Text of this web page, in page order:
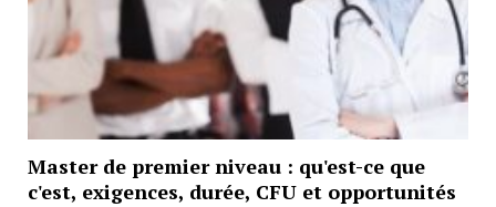
Master de premier niveau : qu'est-ce que
c'est, exigences, durée, CFU et opportunités